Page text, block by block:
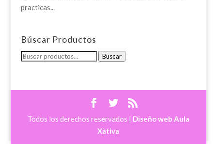
practicas...
Búscar Productos
Buscar
Buscar
Todos los derechos reservados | Diseño web Aula
Xàtiva